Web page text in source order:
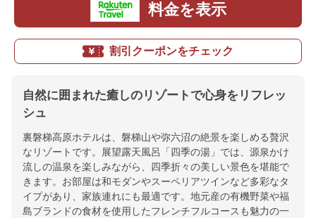
料金を表示
割引クーポンをチェック
自然に囲まれた癒しのリゾートで心身をリフレッ
シュ
裏磐梯高原ホテルは、磐梯山や弥六沼の絶景を楽しめる贅沢
なリゾートです。展望露天風呂「四季の湯」では、源泉かけ
流しの温泉を楽しみながら、四季折々の美しい景色を堪能で
きます。お部屋は和モダンやスーペリアツインなど多彩なタ
イプがあり、家族連れにも最適です。地元産の有機野菜や福
島ブランドの食材を使用したフレンチフルコースも魅力の一